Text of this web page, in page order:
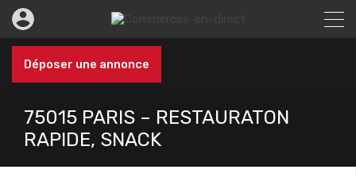
Déposer une annonce
75015 PARIS – RESTAURATON
RAPIDE, SNACK